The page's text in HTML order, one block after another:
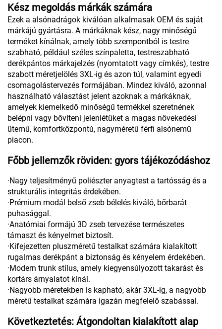
Kész megoldás márkák számára
Ezek a alsónadrágok kiválóan alkalmasak OEM és saját
márkájú gyártásra. A márkáknak kész, nagy minőségű
terméket kínálnak, amely több szempontból is testre
szabható, például széles színpaletta, testreszabható
derékpántos márkajelzés (nyomtatott vagy címkés), testre
szabott méretjelölés 3XL-ig és azon túl, valamint egyedi
csomagolástervezés formájában. Mindez kiváló, azonnal
használható választást jelent azoknak a márkáknak,
amelyek kiemelkedő minőségű termékkel szeretnének
belépni vagy bővíteni jelenlétüket a magas növekedési
ütemű, komfortközpontú, nagyméretű férfi alsónemű
piacon.
Főbb jellemzők röviden: gyors tájékozódáshoz
·Nagy teljesítményű poliészter anyagtest a tartósság és a
strukturális integritás érdekében.
·Prémium modál belső zseb bélelés kiváló, bőrbarát
puhasággal.
·Anatómiai formájú 3D zseb tervezése természetes
támaszt és kényelmet biztosít.
·Kifejezetten pluszméretű testalkat számára kialakított
rugalmas derékpánt a biztonság és kényelem érdekében.
·Modern trunk stílus, amely kiegyensúlyozott takarást és
kortárs árnyalatot kínál.
·Nagyobb méretekben is kapható, akár 3XL-ig, a nagyobb
méretű testalkat számára igazán megfelelő szabással.
Következtetés: Átgondoltan kialakított alap